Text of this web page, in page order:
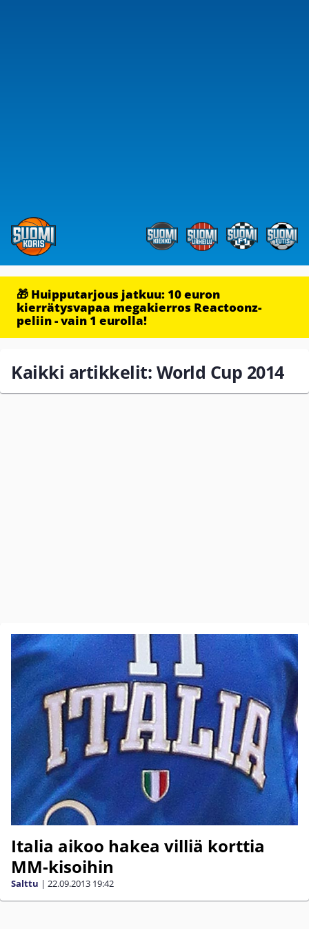
🎁 Huipputarjous jatkuu: 10 euron
kierrätysvapaa megakierros Reactoonz-
peliin - vain 1 eurolla!
Kaikki artikkelit: World Cup 2014
Italia aikoo hakea villiä korttia
MM-kisoihin
Salttu | 22.09.2013 19:42